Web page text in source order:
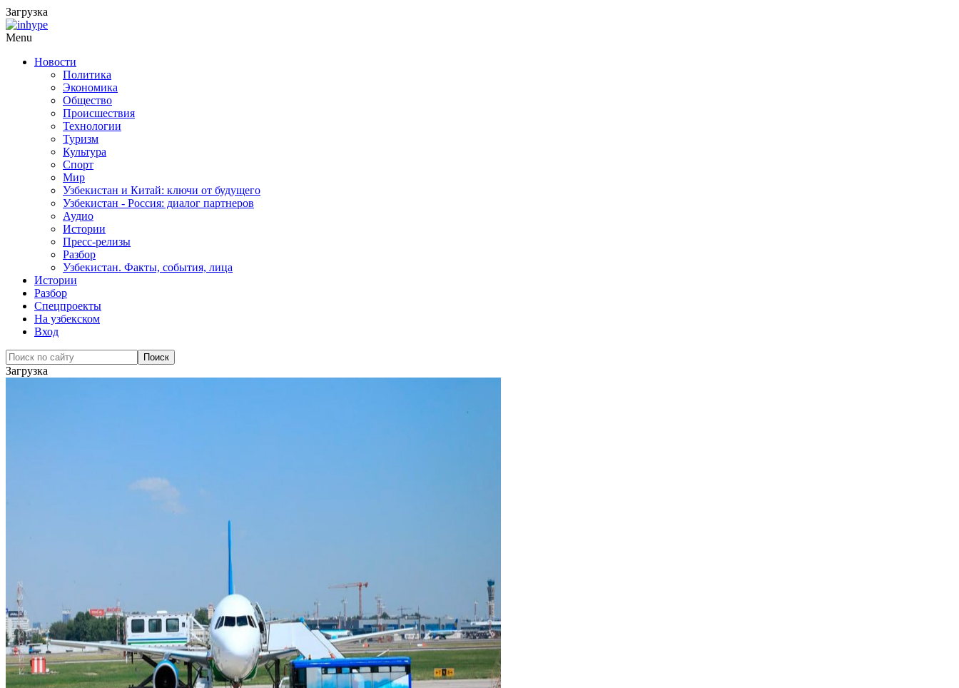
Загрузка
Menu
Новости
Политика
Экономика
Общество
Происшествия
Технологии
Туризм
Культура
Спорт
Мир
Узбекистан и Китай: ключи от будущего
Узбекистан - Россия: диалог партнеров
Аудио
Истории
Пресс-релизы
Разбор
Узбекистан. Факты, события, лица
Истории
Разбор
Спецпроекты
На узбекском
Вход
Загрузка